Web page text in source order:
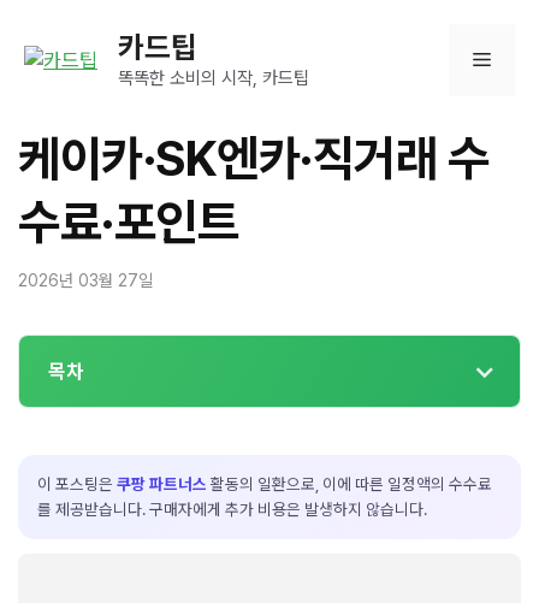
카드팁
똑똑한 소비의 시작, 카드팁
메
케이카·SK엔카·직거래 수
수료·포인트
2026년 03월 27일
목차
이 포스팅은 쿠팡 파트너스 활동의 일환으로, 이에 따른 일정액의 수수료
를 제공받습니다. 구매자에게 추가 비용은 발생하지 않습니다.